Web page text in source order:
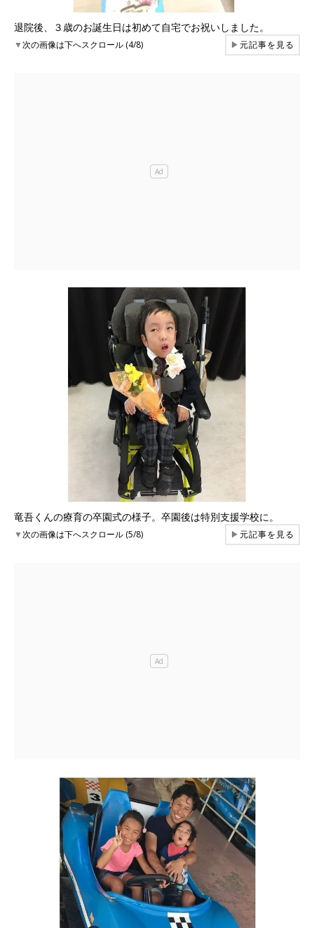
退院後、３歳のお誕生日は初めて自宅でお祝いしました。
▼次の画像は下へスクロール (4/8) ▶元記事を見る
竜吾くんの療育の卒園式の様子。卒園後は特別支援学校に。
▼次の画像は下へスクロール (5/8) ▶元記事を見る